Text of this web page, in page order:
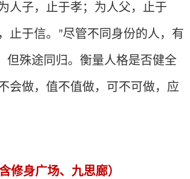
人子，止于孝；为人父，止于
止于信。 ”尽管不同身份的人，有
但殊途同归。衡量人格是否健全
会做，值不值做，可不可做，应
修身广场、九思廊）